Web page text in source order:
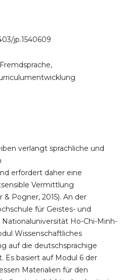
jp.1540609
verlangt sprachliche und
erfordert daher eine
Vermittlung
& Pogner, 2015). An der
für Geistes- und
Ho-Chi-Minh-
Wissenschaftliches
auf die deutschsprachige
Es basiert auf Modul 6 der
Materialien für den